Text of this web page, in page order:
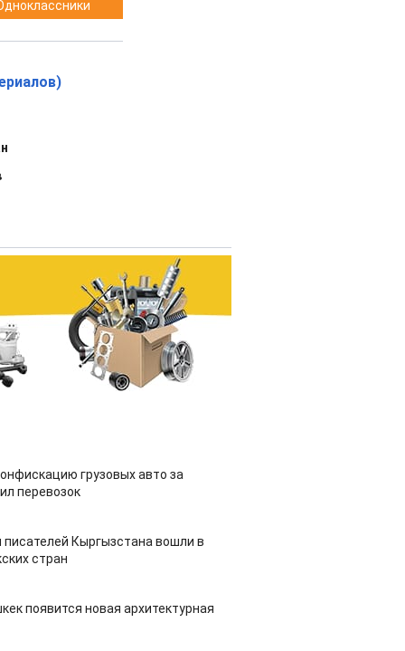
грузовых авто за
перевозок
Кыргызстана вошли в
стран
появится новая архитектурная